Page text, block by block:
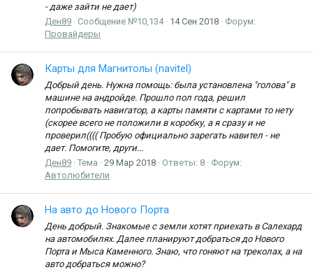
- даже зайти не дает)
Ден89
Сообщение №10,134 14 Сен 2018
Форум:
Провайдеры
Карты для Магнитолы (navitel)
Добрый день. Нужна помощь: была установлена "голова" в
машине на андройде. Прошло пол года, решил
попробывать навигатор, а карты памяти с картами то нету
(скорее всего не положили в коробку, а я сразу и не
проверил(((( Пробую официально зарегать навител - не
дает. Помогите, други...
Ден89 Тема 29 Мар 2018 Ответы: 8
Форум:
Автолюбители
На авто до Нового Порта
День добрый. Знакомые с земли хотят приехать в Салехард
на автомобилях. Далее планируют добраться до Нового
Порта и Мыса Каменного. Знаю, что гоняют на треколах, а на
авто добраться можно?